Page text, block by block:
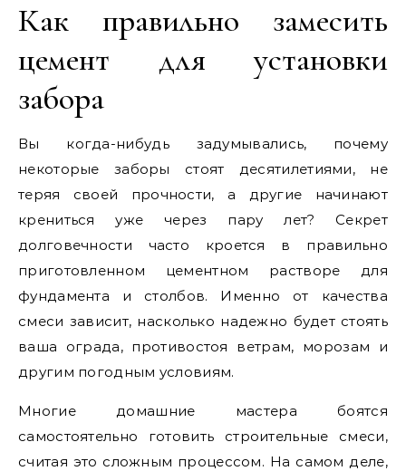
Как правильно замесить
цемент для установки
забора
Вы когда-нибудь задумывались, почему
некоторые заборы стоят десятилетиями, не
теряя своей прочности, а другие начинают
крениться уже через пару лет? Секрет
долговечности часто кроется в правильно
приготовленном цементном растворе для
фундамента и столбов. Именно от качества
смеси зависит, насколько надежно будет стоять
ваша ограда, противостоя ветрам, морозам и
другим погодным условиям.
Многие домашние мастера боятся
самостоятельно готовить строительные смеси,
считая это сложным процессом. На самом деле,